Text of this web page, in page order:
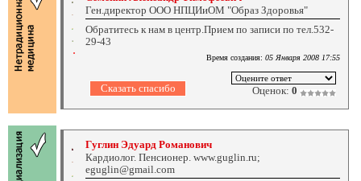
Ген.директор ООО НПЦИиОМ "Образ Здоровья"
Обратитесь к нам в центр.Прием по записи по тел.532-
29-43
Время создания: 05 Января 2008 17:55
Оценок: 0
Гуглин Эдуард Романович
Кардиолог. Пенсионер. www.guglin.ru;
eguglin@gmail.com